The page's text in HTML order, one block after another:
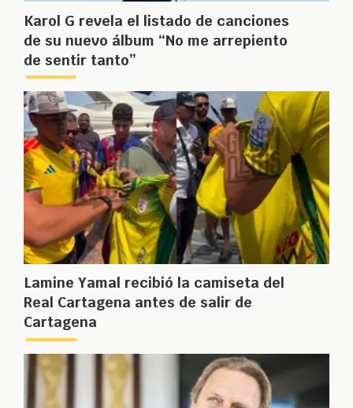
Karol G revela el listado de canciones
de su nuevo álbum “No me arrepiento
de sentir tanto”
Lamine Yamal recibió la camiseta del
Real Cartagena antes de salir de
Cartagena